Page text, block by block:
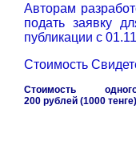
Авторам
подать заявку
публикации с
Стоимость
Стоимость
200 рублей (1000 тенге)